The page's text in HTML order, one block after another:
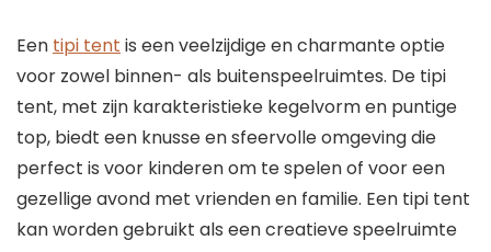
Een tipi tent is een veelzijdige en charmante optie
voor zowel binnen- als buitenspeelruimtes. De tipi
tent, met zijn karakteristieke kegelvorm en puntige
top, biedt een knusse en sfeervolle omgeving die
perfect is voor kinderen om te spelen of voor een
gezellige avond met vrienden en familie. Een tipi tent
kan worden gebruikt als een creatieve speelruimte